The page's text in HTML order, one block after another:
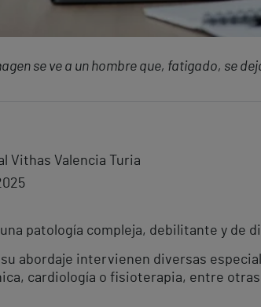
se ve a un hombre que, fatigado, se
Vithas Valencia Turia
una patología compleja, debilitante y de
su abordaje intervienen diversas
cardiología o fisioterapia, entre otras